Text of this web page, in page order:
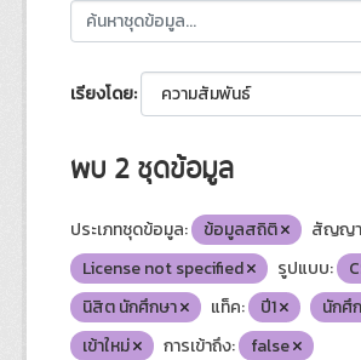
เรียงโดย
พบ 2 ชุดข้อมูล
ประเภทชุดข้อมูล: ข้อมูลสถิติ
สัญญ
License not specified
รูปแบบ:
นิสิต นักศึกษา
แท็ค: ปี1
นักศึ
เข้าใหม่
การเข้าถึง: false